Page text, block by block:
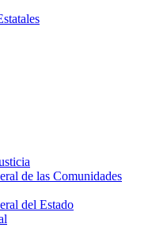
de las Comunidades
del Estado